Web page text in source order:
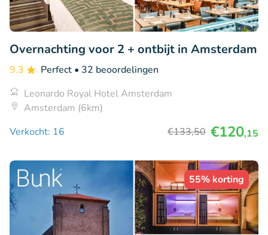
Overnachting voor 2 + ontbijt in Amsterdam
9.3 Perfect • 32 beoordelingen
Leonardo Royal Hotel Amsterdam
Amsterdam (6km)
Verkocht: 16
€133,50 €120,15
55% korting